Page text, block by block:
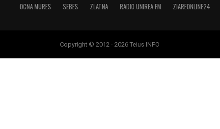
OCNA MURES
SEBES ZLATNA RADIO UNIREA FM ZIAREONLINE24
Copyright © 2012 - 2026 Teius INFO